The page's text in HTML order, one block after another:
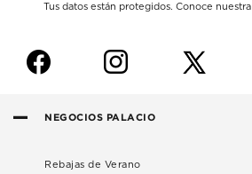
Tus datos están protegidos. Conoce nuestra
f i
NEGOCIOS PALACIO
Rebajas de Verano